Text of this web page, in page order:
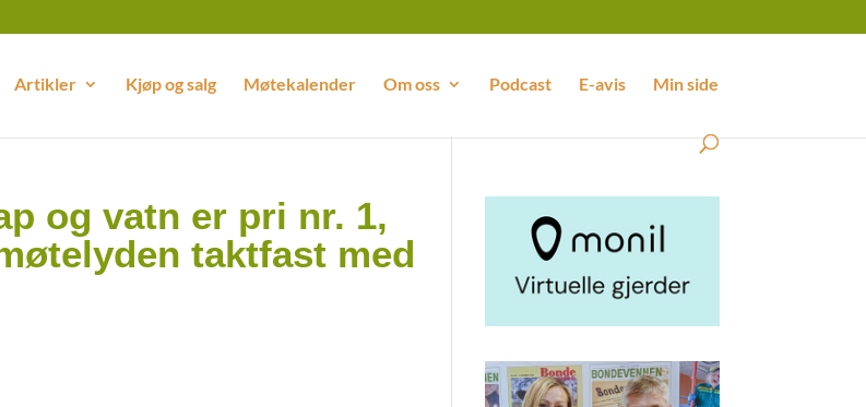
Artikler Kjøp og salg Møtekalender Om oss Podcast E-avis Min side
og vatn er pri nr. 1,
taktfast med